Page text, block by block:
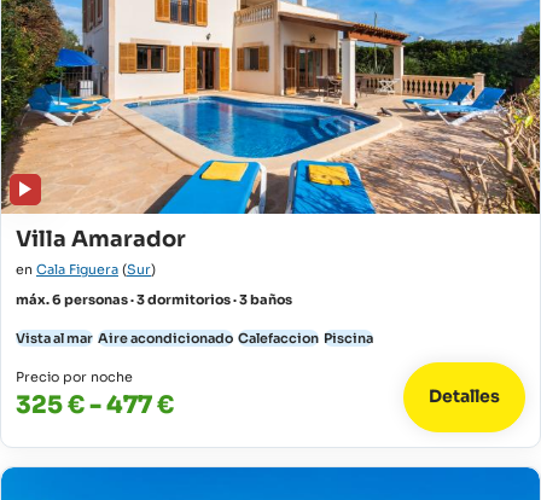
Villa Amarador
en Cala Figuera (Sur)
máx. 6 personas · 3 dormitorios · 3 baños
Vista al mar Aire acondicionado Calefaccion Piscina
Precio por noche
325 € - 477 € Detalles